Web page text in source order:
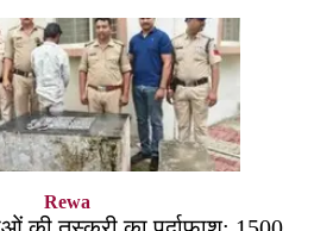
Rewa